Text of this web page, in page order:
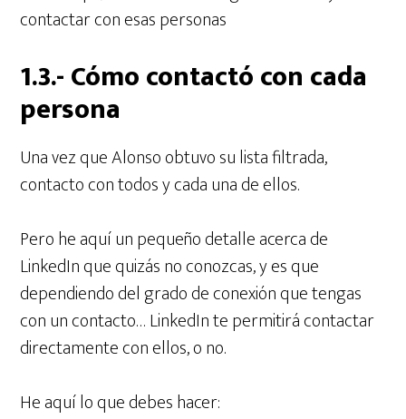
contactar con esas personas
1.3.- Cómo contactó con cada
persona
Una vez que Alonso obtuvo su lista filtrada,
contacto con todos y cada una de ellos.
Pero he aquí un pequeño detalle acerca de
LinkedIn que quizás no conozcas, y es que
dependiendo del grado de conexión que tengas
con un contacto… LinkedIn te permitirá contactar
directamente con ellos, o no.
He aquí lo que debes hacer: